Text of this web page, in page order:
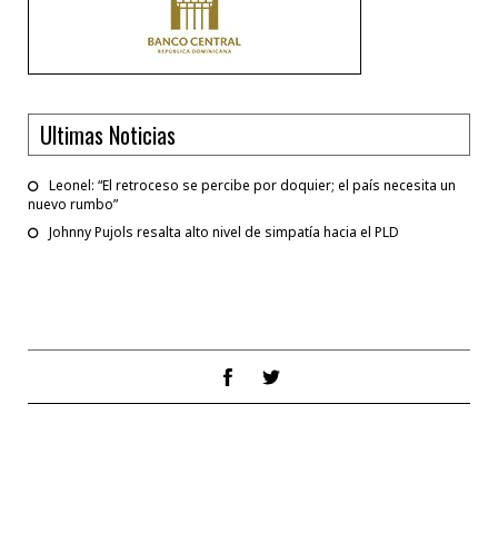
Ultimas Noticias
Leonel: “El retroceso se percibe por doquier; el país necesita un
nuevo rumbo”
Johnny Pujols resalta alto nivel de simpatía hacia el PLD